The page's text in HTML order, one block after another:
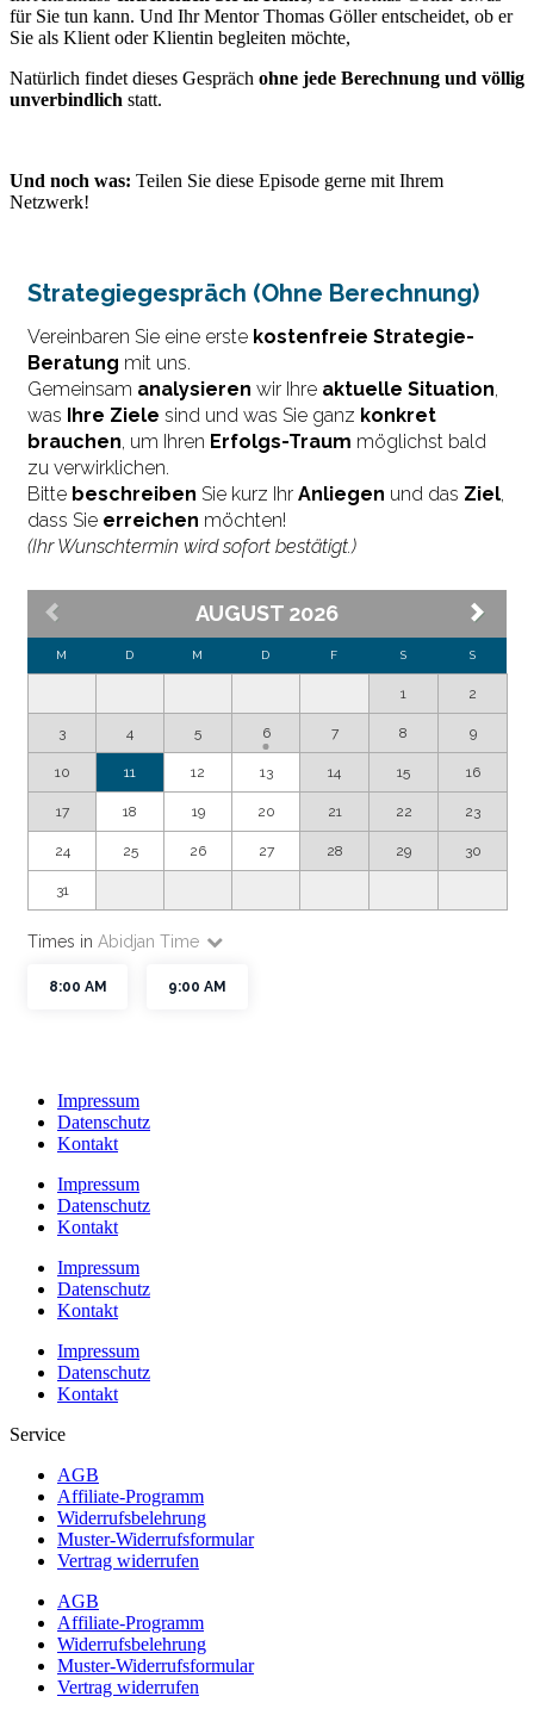
für Sie tun kann. Und Ihr Mentor Thomas Göller entscheidet, ob er
Sie als Klient oder Klientin begleiten möchte,
Natürlich findet dieses Gespräch ohne jede Berechnung und völlig
unverbindlich statt.
Und noch was: Teilen Sie diese Episode gerne mit Ihrem
Netzwerk!
Impressum
Datenschutz
Kontakt
Impressum
Datenschutz
Kontakt
Impressum
Datenschutz
Kontakt
Impressum
Datenschutz
Kontakt
Service
AGB
Affiliate-Programm
Widerrufsbelehrung
Muster-Widerrufsformular
Vertrag widerrufen
AGB
Affiliate-Programm
Widerrufsbelehrung
Muster-Widerrufsformular
Vertrag widerrufen